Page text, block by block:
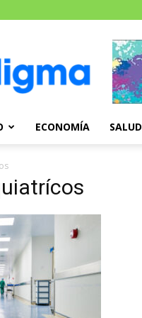
ECONOMÍA SALUD